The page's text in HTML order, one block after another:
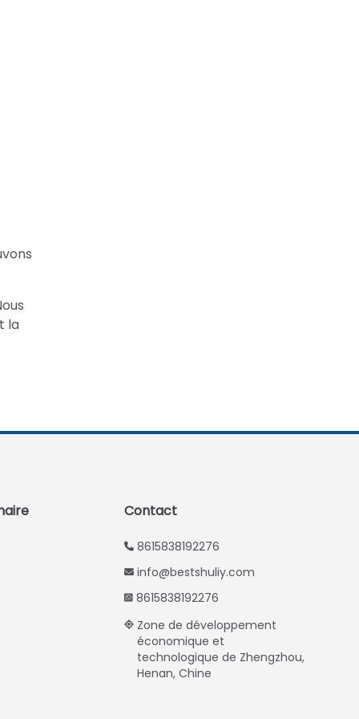
la
Contact
8615838192276
info@bestshuliy.com
8615838192276
Zone de développement
économique et
technologique de Zhengzhou,
Henan, Chine
German
Portuguese
Russian
Spanish
Chinese
Hindi